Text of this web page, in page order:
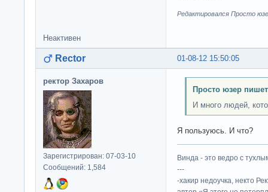
Редактировался Просто
Неактивен
01-08-12 15:50:05
Rector
ректор Захаров
Зарегистрирован: 07-03-10
Сообщений: 1,584
Просто юзер
И много людей,
Я пользуюсь. И что?
Винда - это ведро с
---
-хакир недоучка, некто